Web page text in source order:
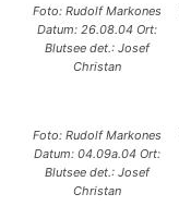
Foto: Rudolf Markones
Datum: 26.08.04 Ort:
Blutsee det.: Josef
Christan
Foto: Rudolf Markones
Datum: 04.09a.04 Ort:
Blutsee det.: Josef
Christan